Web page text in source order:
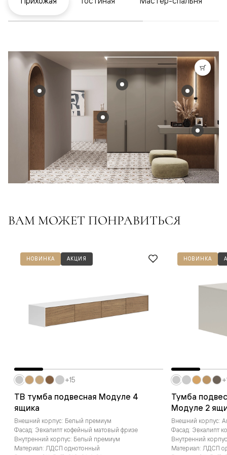
ВАМ МОЖЕТ ПОНРАВИТЬСЯ
НОВИНКА АКЦИЯ
ТВ тумба подвесная Модуле 4
ящика
Внешний корпус: Белый премиум
Фасад: Эвкалипт кофейный матовый фризе
Внутренний корпус: Белый премиум
Материал: ЛДСП однотонный
+15
НОВИНКА
Тумба
Модуле 2
Внешний корпус:
Фасад: Эвкалипт
Внутренний
Материал: ЛДСП